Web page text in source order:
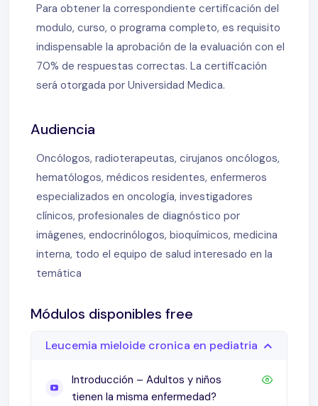
Para obtener la correspondiente certificación del
modulo, curso, o programa completo, es requisito
indispensable la aprobación de la evaluación con el
70% de respuestas correctas. La certificación
será otorgada por Universidad Medica.
Audiencia
Oncólogos, radioterapeutas, cirujanos oncólogos,
hematólogos, médicos residentes, enfermeros
especializados en oncología, investigadores
clínicos, profesionales de diagnóstico por
imágenes, endocrinólogos, bioquímicos, medicina
interna, todo el equipo de salud interesado en la
temática
Módulos disponibles free
Leucemia mieloide cronica en pediatria
Introducción – Adultos y niños
tienen la misma enfermedad?